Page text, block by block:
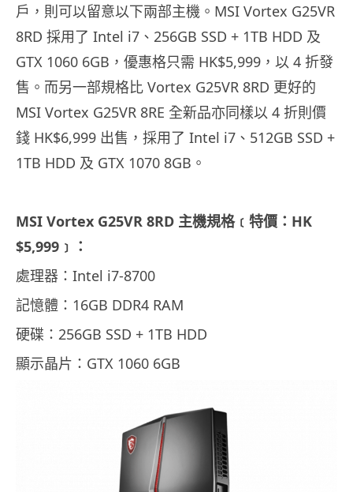
戶，則可以留意以下兩部主機。MSI Vortex G25VR
8RD 採用了 Intel i7、256GB SSD + 1TB HDD 及
GTX 1060 6GB，優惠格只需 HK$5,999，以 4 折發
售。而另一部規格比 Vortex G25VR 8RD 更好的
MSI Vortex G25VR 8RE 全新品亦同樣以 4 折則價
錢 HK$6,999 出售，採用了 Intel i7、512GB SSD +
1TB HDD 及 GTX 1070 8GB。
MSI Vortex G25VR 8RD 主機規格﹝特價：HK
$5,999﹞：
處理器：Intel i7-8700
記憶體：16GB DDR4 RAM
硬碟：256GB SSD + 1TB HDD
顯示晶片：GTX 1060 6GB